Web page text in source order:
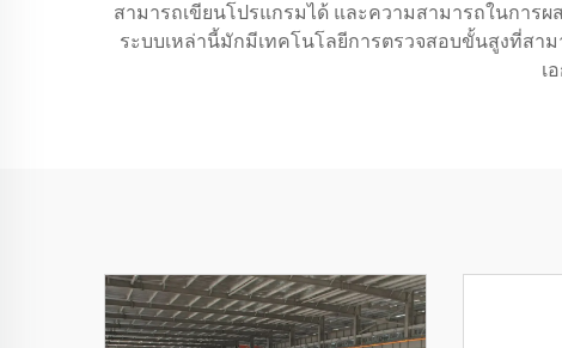
สามารถเขียนโปรแกรมได้ และความสามารถในการ
ระบบเหล่านี้มักมีเทคโนโลยีการตรวจสอบขั้นสูงที่สา
เ